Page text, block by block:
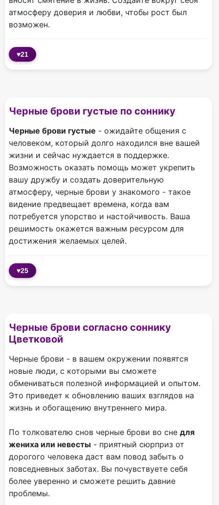
атмосферу доверия и любви, чтобы рост был
возможен.
♥21
Черные брови густые по соннику
Черные брови густые - ожидайте общения с
человеком, который долго находился вне вашей
жизни и сейчас нуждается в поддержке.
Возможность оказать помощь может укрепить
вашу дружбу и создать доверительную
атмосферу, черные брови у знакомого - такое
видение предвещает времена, когда вам
потребуется упорство и настойчивость. Ваша
решимость окажется важным ресурсом для
достижения желаемых целей.
♥25
Черные брови согласно соннику
Цветковой
Черные брови - в вашем окружении появятся
новые люди, с которыми вы сможете
обмениваться полезной информацией и опытом.
Это приведет к обновлению ваших взглядов на
жизнь и обогащению внутреннего мира.
По толкователю снов черные брови во сне для
жениха или невесты - приятный сюрприз от
дорогого человека даст вам повод забыть о
повседневных заботах. Вы почувствуете себя
более уверенно и сможете решить давние
проблемы.